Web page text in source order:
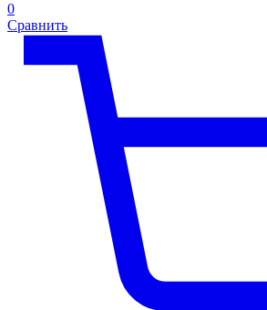
0
Сравнить